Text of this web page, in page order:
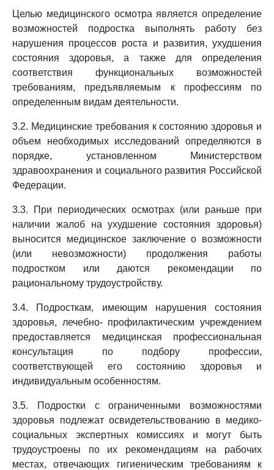
Целью медицинского осмотра является определение
возможностей подростка выполнять работу без
нарушения процессов роста и развития, ухудшения
состояния здоровья, а также для определения
соответствия функциональных возможностей
требованиям, предъявляемым к профессиям по
определенным видам деятельности.
3.2. Медицинские требования к состоянию здоровья и
объем необходимых исследований определяются в
порядке, установленном Министерством
здравоохранения и социального развития Российской
Федерации.
3.3. При периодических осмотрах (или раньше при
наличии жалоб на ухудшение состояния здоровья)
выносится медицинское заключение о возможности
(или невозможности) продолжения работы
подростком или даются рекомендации по
рациональному трудоустройству.
3.4. Подросткам, имеющим нарушения состояния
здоровья, лечебно- профилактическим учреждением
предоставляется медицинская профессиональная
консультация по подбору профессии,
соответствующей его состоянию здоровья и
индивидуальным особенностям.
3.5. Подростки с ограниченными возможностями
здоровья подлежат освидетельствованию в медико-
социальных экспертных комиссиях и могут быть
трудоустроены по их рекомендациям на рабочих
местах, отвечающих гигиеническим требованиям к